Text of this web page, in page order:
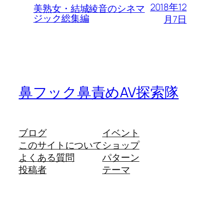
美熟女・結城綾音のシネマ
ジック総集編
2018年12
月7日
鼻フック鼻責めAV探索隊
ブログ
このサイトについて
よくある質問
投稿者
イベント
ショップ
パターン
テーマ